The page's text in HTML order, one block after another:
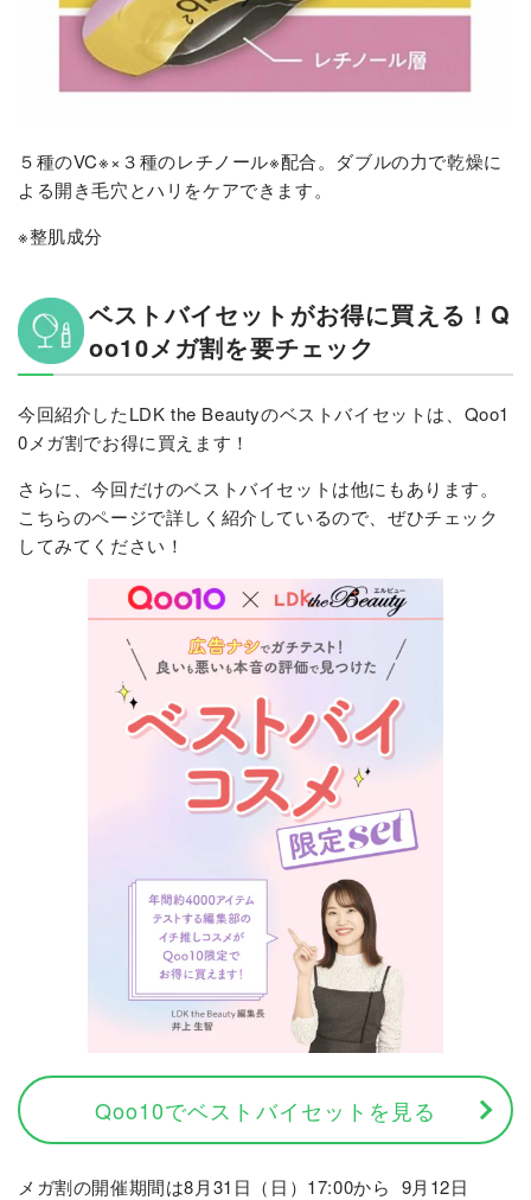
５種のVC※×３種のレチノール※配合。ダブルの力で乾燥に
よる開き毛穴とハリをケアできます。
※整肌成分
ベストバイセットがお得に買える！Q
oo10メガ割を要チェック
今回紹介したLDK the Beautyのベストバイセットは、Qoo1
0メガ割でお得に買えます！
さらに、今回だけのベストバイセットは他にもあります。
こちらのページで詳しく紹介しているので、ぜひチェック
してみてください！
Qoo10でベストバイセットを見る
メガ割の開催期間は8月31日（日）17:00から 9月12日